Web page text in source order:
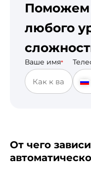
Поможем
любого
Ваше имя*
От чего